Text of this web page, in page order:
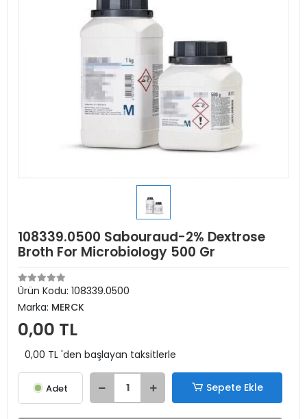
108339.0500 Sabouraud-2% Dextrose
Broth For Microbiology 500 Gr
Ürün Kodu: 108339.0500
Marka: MERCK
0,00 TL
0,00 TL 'den başlayan taksitlerle
Adet Sepete Ekle